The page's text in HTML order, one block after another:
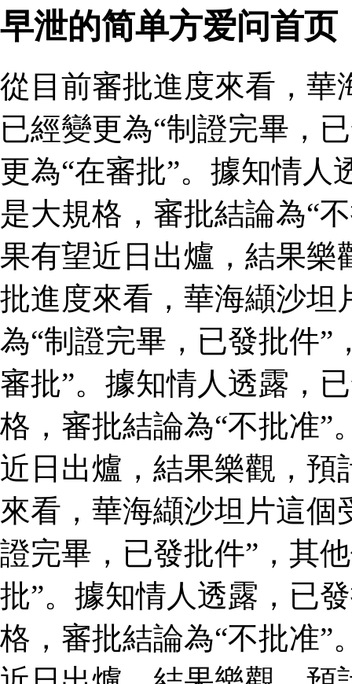
早泄的简单方爱问首页
從目前審批進度來看，華
已經變更為“制證完畢，
更為“在審批”。據知情
是大規格，審批結論為“
果有望近日出爐，結果樂
批進度來看，華海纈沙坦
為“制證完畢，已發批件”
審批”。據知情人透露，
格，審批結論為“不批准”
近日出爐，結果樂觀，預
來看，華海纈沙坦片這個
證完畢，已發批件”，其
批”。據知情人透露，已
格，審批結論為“不批准”